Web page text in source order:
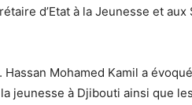
d’Etat à la Jeunesse et aux
Mohamed Kamil a
jeunesse à Djibouti ainsi que